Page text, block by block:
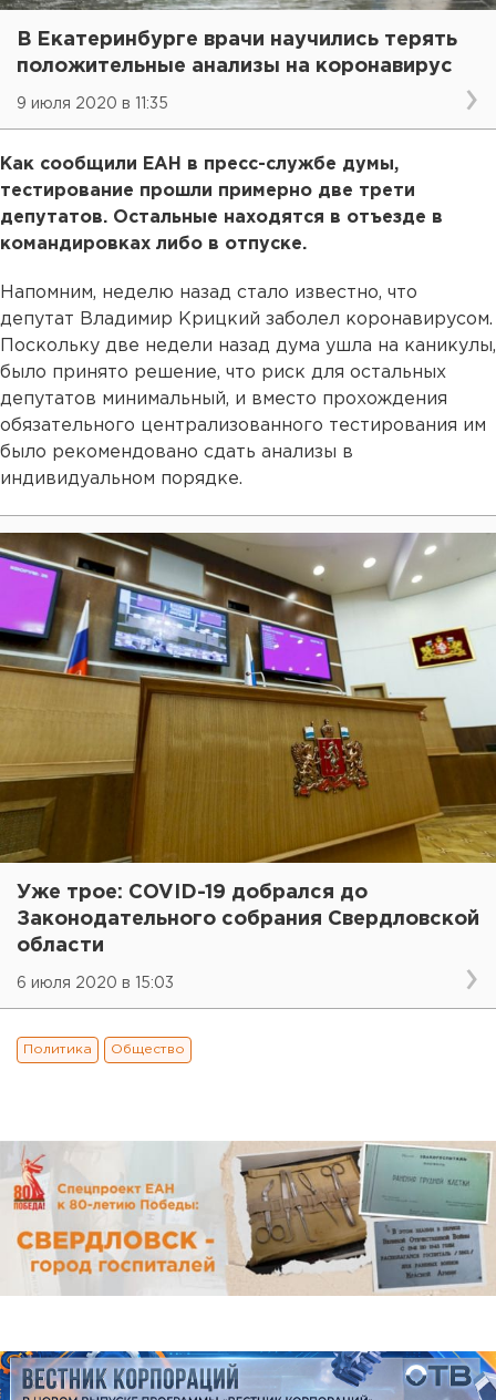
В Екатеринбурге врачи научились терять
положительные анализы на коронавирус
9 июля 2020 в 11:35
Как сообщили ЕАН в пресс-службе думы,
тестирование прошли примерно две трети
депутатов. Остальные находятся в отъезде в
командировках либо в отпуске.
Напомним, неделю назад стало известно, что
депутат Владимир Крицкий заболел коронавирусом.
Поскольку две недели назад дума ушла на каникулы,
было принято решение, что риск для остальных
депутатов минимальный, и вместо прохождения
обязательного централизованного тестирования им
было рекомендовано сдать анализы в
индивидуальном порядке.
Уже трое: COVID-19 добрался до
Законодательного собрания Свердловской
области
6 июля 2020 в 15:03
Политика Общество